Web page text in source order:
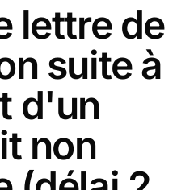
lettre de
suite à
d'un
non